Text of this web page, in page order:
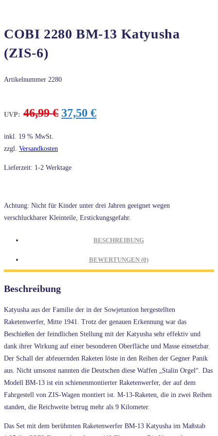
COBI 2280 BM-13 Katyusha
(ZIS-6)
Artikelnummer 2280
UVP: 46,99€ Ursprünglicher
37,50 €Aktueller
inkl. 19 % MwSt.
zzgl. Versandkosten
Lieferzeit: 1-2 Werktage
Achtung: Nicht für Kinder unter drei Jahren geeignet wegen
verschluckbarer Kleinteile, Erstickungsgefahr.
BESCHREIBUNG
BEWERTUNGEN (0)
Beschreibung
Katyusha aus der Familie der in der Sowjetunion hergestellten
Raketenwerfer, Mitte 1941. Trotz der genauen Erkennung war das
Beschießen der feindlichen Stellung mit der Katyusha sehr effektiv und
dank ihrer Wirkung auf einer besonderen Oberfläche und Masse einsetzbar.
Der Schall der abfeuernden Raketen löste in den Reihen der Gegner Panik
aus. Nicht umsonst nannten die Deutschen diese Waffen „Stalin Orgel“. Das
Modell BM-13 ist ein schienenmontierter Raketenwerfer, der auf dem
Fahrgestell von ZIS-Wagen montiert ist. M-13-Raketen, die in zwei Reihen
standen, die Reichweite betrug mehr als 9 Kilometer.
Das Set mit dem berühmten Raketenwerfer BM-13 Katyusha im Maßstab